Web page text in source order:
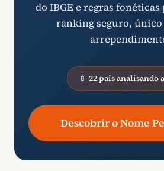
do IBGE e regras
ranking seguro,
🍼 22 pais analisando
Descobrir o Nome